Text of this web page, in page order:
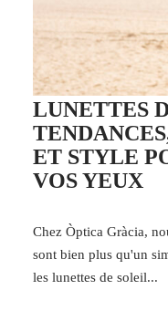
LUNETTES
ET STYLE
VOS YEUX
Chez Òptica Gràcia,
sont bien plus qu'un
les lunettes de soleil...